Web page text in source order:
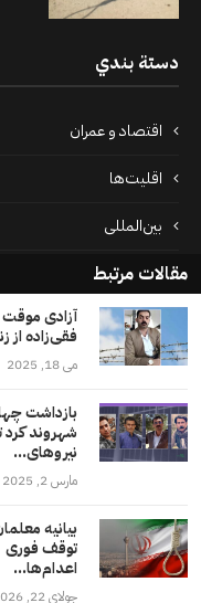
دستة بندي
اقتصاد و عمران
اقلیت‌ها
بین‌المللی
پرونده‌ها
جامعه
دسته بندی نشده
فايل ها
فرهنگ
مقالات مرتبط
آزادی
فقی‌زاده از
می 18, 2025
بازداشت
شهروند
نیروهای...
مارس 2, 2025
بیانیه
توقف فوری
اعدام‌ها...
جولای 22, 2026